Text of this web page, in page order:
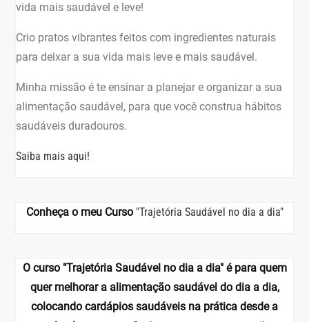
vida mais saudável e leve!
Crio pratos vibrantes feitos com ingredientes naturais
para deixar a sua vida mais leve e mais saudável.
Minha missão é te ensinar a planejar e organizar a sua
alimentação saudável, para que você construa hábitos
saudáveis duradouros.
Saiba mais aqui!
Conheça o meu Curso "Trajetória Saudável no dia a dia"
O curso "Trajetória Saudável no dia a dia" é para quem
quer melhorar a alimentação saudável do dia a dia,
colocando cardápios saudáveis na prática desde a